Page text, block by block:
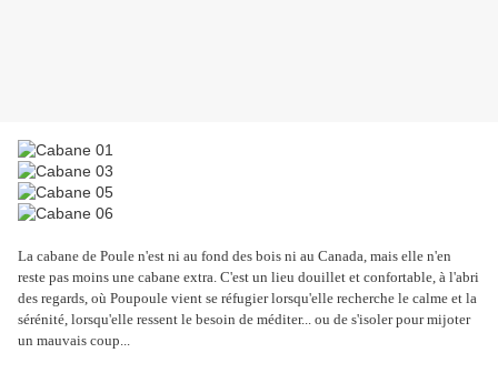
La cabane de Poule n'est ni au fond des bois ni au Canada, mais elle n'en
reste pas moins une cabane extra. C'est un lieu douillet et confortable, à l'abri
des regards, où Poupoule vient se réfugier lorsqu'elle recherche le calme et la
sérénité, lorsqu'elle ressent le besoin de méditer... ou de s'isoler pour mijoter
un mauvais coup...